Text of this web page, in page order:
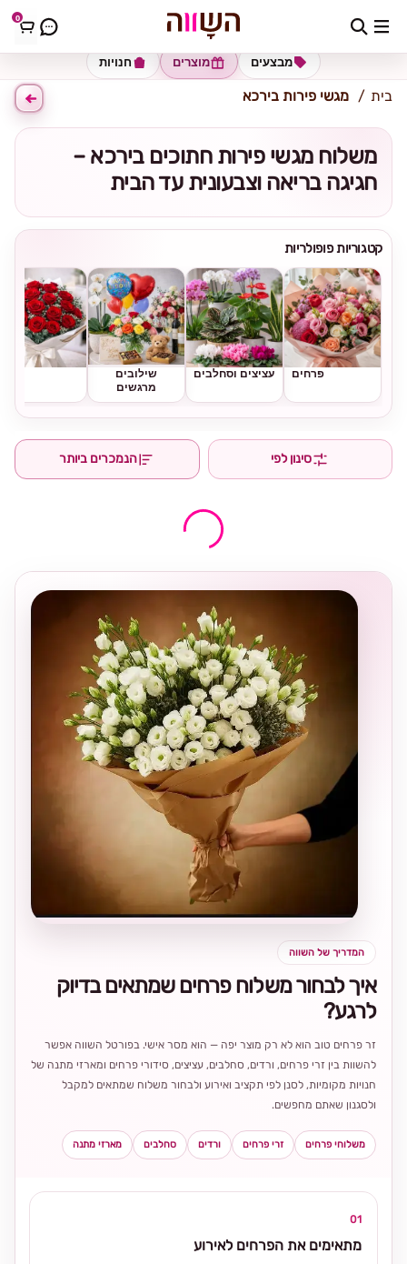
0 כתובת למשלוח הזינו כתובת
חנויות מוצרים מבצעים
בית מגשי פירות בירכא
משלוח מגשי פירות חתוכים בירכא –
חגיגה בריאה וצבעונית עד הבית
קטגוריות פופולריות
פרחים עציצים וסחלבים
שילובים
מרגשים
סינון לפי הנמכרים ביותר
המדריך של השווה
איך לבחור משלוח פרחים שמתאים בדיוק
לרגע?
זר פרחים טוב הוא לא רק מוצר יפה — הוא מסר אישי. בפורטל השווה אפשר
להשוות בין זרי פרחים, ורדים, סחלבים, עציצים, סידורי פרחים ומארזי מתנה של
חנויות מקומיות, לסנן לפי תקציב ואירוע ולבחור משלוח שמתאים למקבל
ולסגנון שאתם מחפשים.
משלוחי פרחים זרי פרחים ורדים סחלבים מארזי מתנה
01
מתאימים את הפרחים לאירוע